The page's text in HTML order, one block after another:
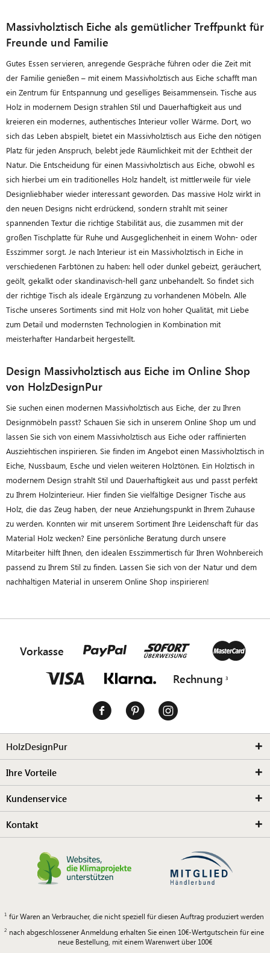
Massivholztisch Eiche als gemütlicher Treffpunkt für
Freunde und Familie
Gutes Essen servieren, anregende Gespräche führen oder die Zeit mit
der Familie genießen – mit einem Massivholztisch aus Eiche schafft man
ein Zentrum für Entspannung und geselliges Beisammensein. Tische aus
Holz in modernem Design strahlen Stil und Dauerhaftigkeit aus und
kreieren ein modernes, authentisches Interieur voller Wärme. Dort, wo
sich das Leben abspielt, bietet ein Massivholztisch aus Eiche den nötigen
Platz für jeden Anspruch, belebt jede Räumlichkeit mit der Echtheit der
Natur. Die Entscheidung für einen Massivholztisch aus Eiche, obwohl es
sich hierbei um ein traditionelles Holz handelt, ist mittlerweile für viele
Designliebhaber wieder interessant geworden. Das massive Holz wirkt in
den neuen Designs nicht erdrückend, sondern strahlt mit seiner
spannenden Textur die richtige Stabilität aus, die zusammen mit der
großen Tischplatte für Ruhe und Ausgeglichenheit in einem Wohn- oder
Esszimmer sorgt. Je nach Interieur ist ein Massivholztisch in Eiche in
verschiedenen Farbtönen zu haben: hell oder dunkel gebeizt, geräuchert,
geölt, gekalkt oder skandinavisch-hell ganz unbehandelt. So findet sich
der richtige Tisch als ideale Ergänzung zu vorhandenen Möbeln. Alle
Tische unseres Sortiments sind mit Holz von hoher Qualität, mit Liebe
zum Detail und modernsten Technologien in Kombination mit
meisterhafter Handarbeit hergestellt.
Design Massivholztisch aus Eiche im Online Shop
von HolzDesignPur
Sie suchen einen modernen Massivholztisch aus Eiche, der zu Ihren
Designmöbeln passt? Schauen Sie sich in unserem Online Shop um und
lassen Sie sich von einem Massivholztisch aus Eiche oder raffinierten
Ausziehtischen inspirieren. Sie finden im Angebot einen Massivholztisch in
Eiche, Nussbaum, Esche und vielen weiteren Holztönen. Ein Holztisch in
modernem Design strahlt Stil und Dauerhaftigkeit aus und passt perfekt
zu Ihrem Holzinterieur. Hier finden Sie vielfältige Designer Tische aus
Holz, die das Zeug haben, der neue Anziehungspunkt in Ihrem Zuhause
zu werden. Konnten wir mit unserem Sortiment Ihre Leidenschaft für das
Material Holz wecken? Eine persönliche Beratung durch unsere
Mitarbeiter hilft Ihnen, den idealen Esszimmertisch für Ihren Wohnbereich
passend zu Ihrem Stil zu finden. Lassen Sie sich von der Natur und dem
nachhaltigen Material in unserem Online Shop inspirieren!
Vorkasse
Rechnung
HolzDesignPur
Ihre Vorteile
Kundenservice
Kontakt
für Waren an Verbraucher, die nicht speziell für diesen Auftrag produziert werden
nach abgeschlossener Anmeldung erhalten Sie einen 10€-Wertgutschein für eine
neue Bestellung, mit einem Warenwert über 100€